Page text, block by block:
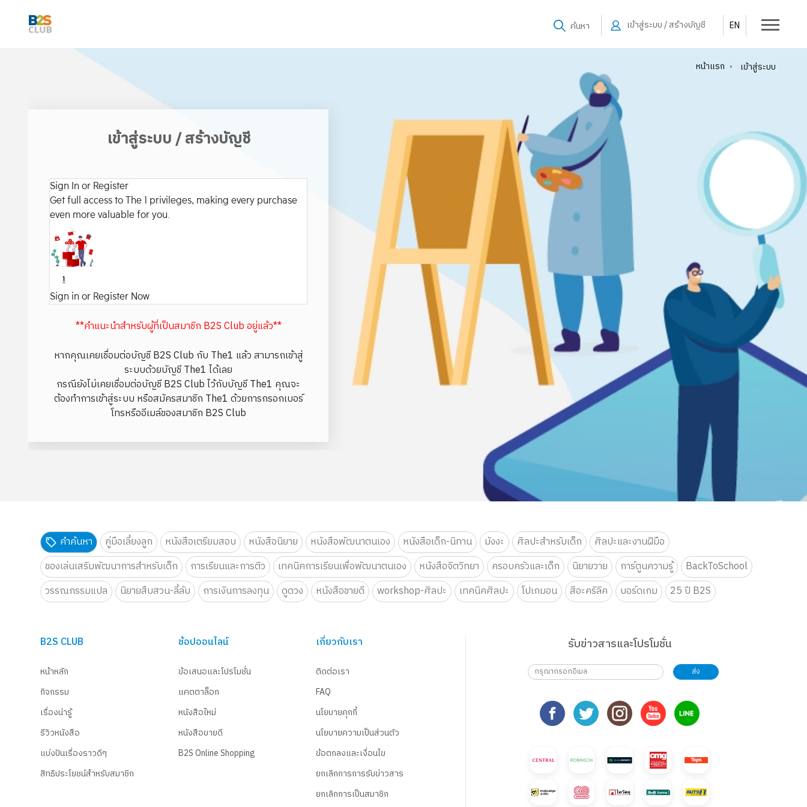
ค้นหา เข้าสู่ระบบ / สร้างบัญชี EN
หน้าแรก • เข้าสู่ระบบ
เข้าสู่ระบบ / สร้างบัญชี
Sign In or Register
Get full access to The 1 privileges, making every purchase
even more valuable for you.
Sign in or Register Now
**คำแนะนำสำหรับผู้ที่เป็นสมาชิก B2S Club อยู่แล้ว**
หากคุณเคยเชื่อมต่อบัญชี B2S Club กับ The1 แล้ว สามารถเข้าสู่
ระบบด้วยบัญชี The1 ได้เลย
กรณียังไม่เคยเชื่อมต่อบัญชี B2S Club ไว้กับบัญชี The1 คุณจะ
ต้องทำการเข้าสู่ระบบ หรือสมัครสมาชิก The1 ด้วยการกรอกเบอร์
โทรหรืออีเมล์ของสมาชิก B2S Club
คำค้นหา คู่มือเลี้ยงลูก หนังสือเตรียมสอบ หนังสือนิยาย หนังสือพัฒนาตนเอง หนังสือเด็ก-นิทาน มังงะ ศิลปะสำหรับเด็ก
ศิลปะและงานฝีมือ
ของเล่นเสริมพัฒนาการสำหรับเด็ก
การเรียนและการติว เทคนิคการเรียนเพื่อพัฒนาตนเอง หนังสือจิตวิทยา ครอบครัวและเด็ก นิยายวาย การ์ตูนความรู้
BackToSchool
วรรณกรรมแปล
นิยายสืบสวน-ลี้ลับ การเงินการลงทุน ดูดวง หนังสือขายดี workshop-ศิลปะ เทคนิคศิลปะ โปเกมอน สีอะคริลิค บอร์ดเกม 25 ปี B2S
B2S CLUB
หน้าหลัก
กิจกรรม
เรื่องน่ารู้
รีวิวหนังสือ
แบ่งปันเรื่องราวดีๆ
สิทธิประโยชน์สำหรับสมาชิก
ช้อปออนไลน์
ข้อเสนอและโปรโมชั่น
แคตตาล็อก
หนังสือใหม่
หนังสือขายดี
B2S Online Shopping
เกี่ยวกับเรา
ติดต่อเรา
FAQ
นโยบายคุกกี้
นโยบายความเป็นส่วนตัว
ข้อตกลงและเงื่อนไข
ยกเลิกการการรับข่าวสาร
ยกเลิกการเป็นสมาชิก
รับข่าวสารและโปรโมชั่น
ส่ง